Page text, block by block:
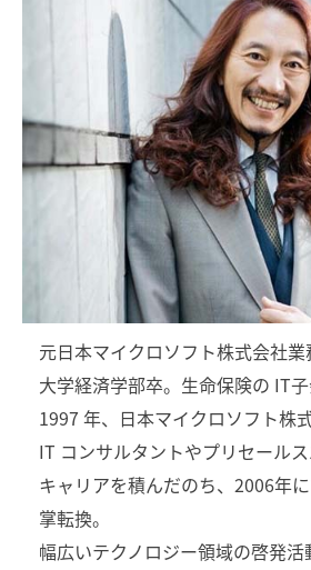
元日本マイクロソフト株式会社
大学経済学部卒。生命保険の IT子
1997 年、日本マイクロソフト株
IT コンサルタントやプリセール
キャリアを積んだのち、2006年
掌転換。
幅広いテクノロジー領域の啓発